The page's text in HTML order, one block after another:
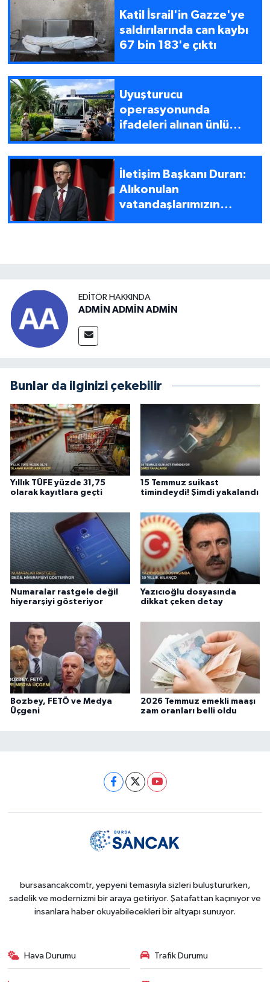
Katil İsrail'in Gazze'ye
saldırılarında can kaybı
67 bin 183'e çıktı
Uyuşturucu
operasyonunda
ifadeleri alınan ünlü
İletişim Başkanı Duran:
Alıkonulan
vatandaşlarımızın
EDITÖR HAKKINDA
ADMİN ADMİN ADMİN
Bunlar da ilginizi çekebilir
Yıllık TÜFE yüzde 31,75
olarak kayıtlara geçti
15 Temmuz suikast
timindeydi! Şimdi yakalandı
Numaralar rastgele değil
hiyerarşiyi gösteriyor
Yazıcıoğlu dosyasında
dikkat çeken detay
Bozbey, FETÖ ve Medya
Üçgeni
2026 Temmuz emekli maaşı
zam oranları belli oldu
bursasancakcomtr, yepyeni temasıyla sizleri buluştururken,
sadelik ve modernizmi bir araya getiriyor. Şatafattan kaçınıyor ve
insanlara haber okuyabilecekleri bir altyapı sunuyor.
Hava Durumu Trafik Durumu